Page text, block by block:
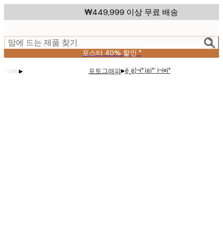
to
content.
₩449,999 이상 무료 배송
맘에 드는 제품 찾기
포스터 40% 할인 *
▸ 포토그래피▸ê¸ë¦¬í° ìëì°¨ í¬ì¤í°